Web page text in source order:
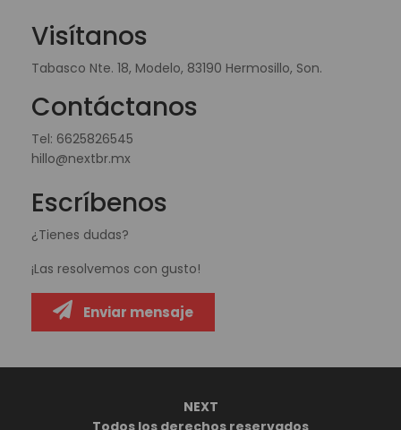
Visítanos
Tabasco Nte. 18, Modelo, 83190 Hermosillo, Son.
Contáctanos
Tel: 6625826545
hillo@nextbr.mx
Escríbenos
¿Tienes dudas?
¡Las resolvemos con gusto!
Enviar mensaje
NEXT
Todos los derechos reservados